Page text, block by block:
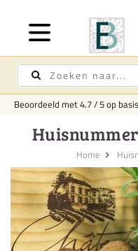
Beoordeeld met4.7/5op
Home